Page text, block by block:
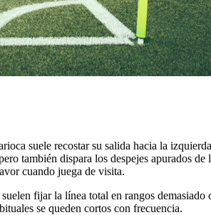
suele recostar su salida hacia la
también dispara los despejes apurados
cuando juega de visita.
suelen fijar la línea total en rangos
se queden cortos con frecuencia.